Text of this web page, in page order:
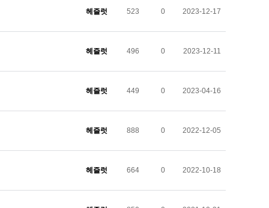
헤즐럿 523 0 2023-12-17
헤즐럿 496 0 2023-12-11
헤즐럿 449 0 2023-04-16
헤즐럿 888 0 2022-12-05
헤즐럿 664 0 2022-10-18